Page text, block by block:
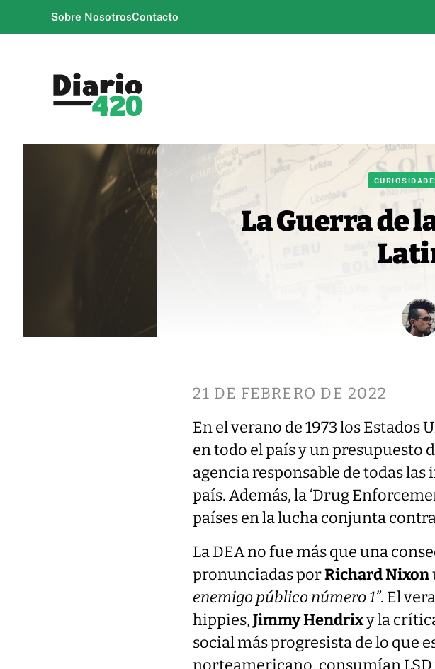
Sobre NosotrosContacto
La Guerra de
21 DE FEBRERO DE 2022
En el verano de 1973 los
en todo el país y un presupuesto
agencia responsable de todas
país. Además, la ‘Drug
países en la lucha conjunta
La DEA no fue más que una
pronunciadas porRichard Nixon
enemigo público número 1”. El
hippies,Jimmy Hendrixy la
social más progresista de lo que